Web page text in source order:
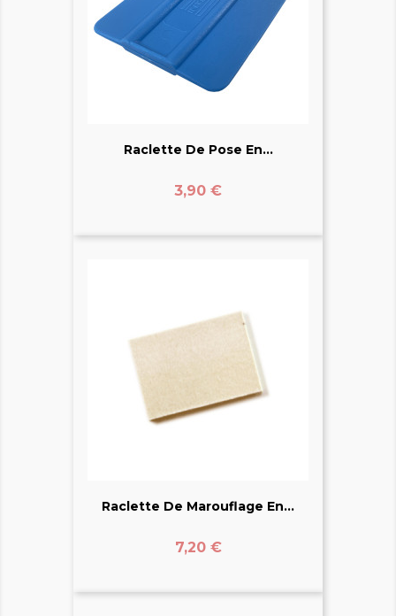
Raclette De Pose En...
Prix
3,90 €
Raclette De Marouflage En...
Prix
7,20 €